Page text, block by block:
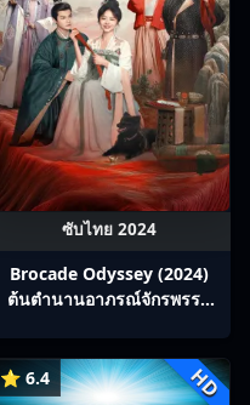
ซับไทย 2024
Brocade Odyssey (2024)
ต้นตํานานอาภรณ์จักรพรรดิ
⭐ 6.4 HD